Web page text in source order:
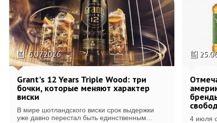
6.07.2026
Grant's 12 Years Triple Wood: три
бочки, которые меняют характер
виски
В мире шотландского виски срок выдержки
уже давно перестал быть единственным...
4 июля